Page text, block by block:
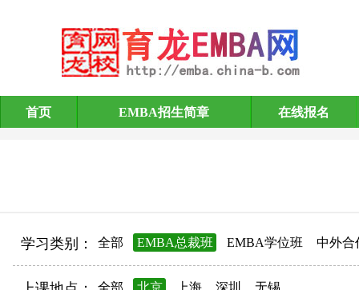
EMBA招生简章
首页 EMBA招生简章 在线报名
学习类别： 全部 EMBA总裁班 EMBA学位班 中外合
全部 北京 上海 深圳 无锡